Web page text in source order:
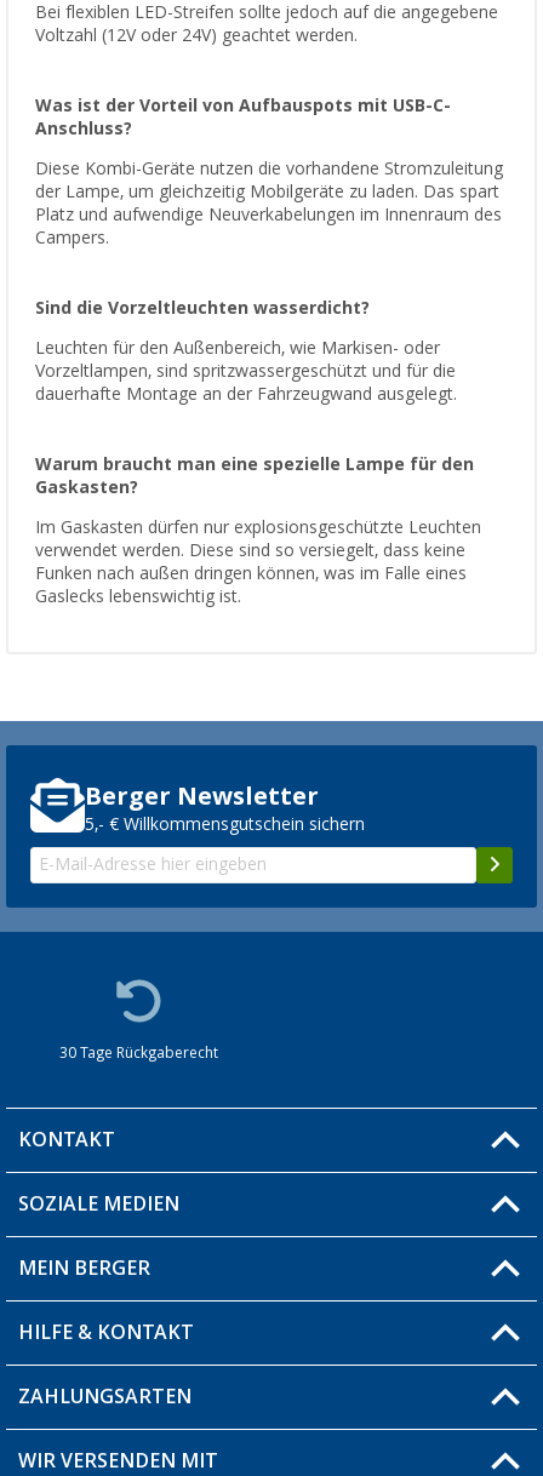
Bei flexiblen LED-Streifen sollte jedoch auf die angegebene
Voltzahl (12V oder 24V) geachtet werden.
Was ist der Vorteil von Aufbauspots mit USB-C-
Anschluss?
Diese Kombi-Geräte nutzen die vorhandene Stromzuleitung
der Lampe, um gleichzeitig Mobilgeräte zu laden. Das spart
Platz und aufwendige Neuverkabelungen im Innenraum des
Campers.
Sind die Vorzeltleuchten wasserdicht?
Leuchten für den Außenbereich, wie Markisen- oder
Vorzeltlampen, sind spritzwassergeschützt und für die
dauerhafte Montage an der Fahrzeugwand ausgelegt.
Warum braucht man eine spezielle Lampe für den
Gaskasten?
Im Gaskasten dürfen nur explosionsgeschützte Leuchten
verwendet werden. Diese sind so versiegelt, dass keine
Funken nach außen dringen können, was im Falle eines
Gaslecks lebenswichtig ist.
Berger Newsletter
5,- € Willkommensgutschein sichern
30 Tage Rückgaberecht
KONTAKT
Du hast eine Frage?
Filiale finden
SOZIALE MEDIEN
MEIN BERGER
Blog
Produkttester
HILFE & KONTAKT
Fragen & Antworten / FAQ
Versandinformationen
ZAHLUNGSARTEN
WIR VERSENDEN MIT